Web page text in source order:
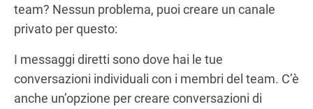
team? Nessun problema, puoi creare un canale
privato per questo:
I messaggi diretti sono dove hai le tue
conversazioni individuali con i membri del team. C’è
anche un’opzione per creare conversazioni di